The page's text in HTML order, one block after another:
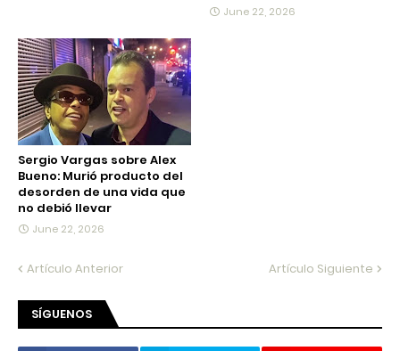
June 22, 2026
Sergio Vargas sobre Alex
Bueno: Murió producto del
desorden de una vida que
no debió llevar
June 22, 2026
Artículo Anterior Artículo Siguiente
SÍGUENOS